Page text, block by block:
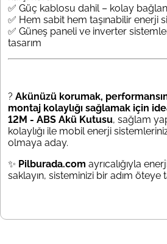
✅ Güç kablosu dahil – kolay
✅ Hem sabit hem taşınabilir enerji
✅ Güneş paneli ve inverter
tasarım
? Akünüzü korumak,
montaj kolaylığı sağlamak için
12M - ABS Akü Kutusu, sağlam
kolaylığı ile mobil enerji
olmaya aday.
✨ Pilburada.com ayrıcalığıyla
saklayın, sisteminizi bir adım öteye